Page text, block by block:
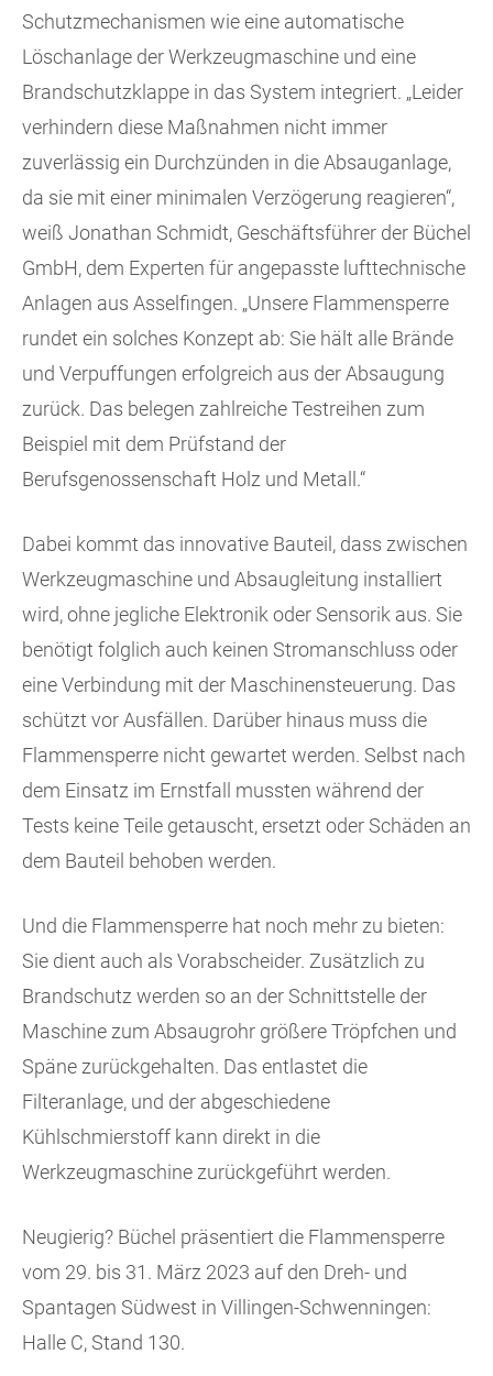
Schutzmechanismen wie eine automatische
Löschanlage der Werkzeugmaschine und eine
Brandschutzklappe in das System integriert. „Leider
verhindern diese Maßnahmen nicht immer
zuverlässig ein Durchzünden in die Absauganlage,
da sie mit einer minimalen Verzögerung reagieren“,
weiß Jonathan Schmidt, Geschäftsführer der Büchel
GmbH, dem Experten für angepasste lufttechnische
Anlagen aus Asselfingen. „Unsere Flammensperre
rundet ein solches Konzept ab: Sie hält alle Brände
und Verpuffungen erfolgreich aus der Absaugung
zurück. Das belegen zahlreiche Testreihen zum
Beispiel mit dem Prüfstand der
Berufsgenossenschaft Holz und Metall.“
Dabei kommt das innovative Bauteil, dass zwischen
Werkzeugmaschine und Absaugleitung installiert
wird, ohne jegliche Elektronik oder Sensorik aus. Sie
benötigt folglich auch keinen Stromanschluss oder
eine Verbindung mit der Maschinensteuerung. Das
schützt vor Ausfällen. Darüber hinaus muss die
Flammensperre nicht gewartet werden. Selbst nach
dem Einsatz im Ernstfall mussten während der
Tests keine Teile getauscht, ersetzt oder Schäden an
dem Bauteil behoben werden.
Und die Flammensperre hat noch mehr zu bieten:
Sie dient auch als Vorabscheider. Zusätzlich zu
Brandschutz werden so an der Schnittstelle der
Maschine zum Absaugrohr größere Tröpfchen und
Späne zurückgehalten. Das entlastet die
Filteranlage, und der abgeschiedene
Kühlschmierstoff kann direkt in die
Werkzeugmaschine zurückgeführt werden.
Neugierig? Büchel präsentiert die Flammensperre
vom 29. bis 31. März 2023 auf den Dreh- und
Spantagen Südwest in Villingen-Schwenningen:
Halle C, Stand 130.